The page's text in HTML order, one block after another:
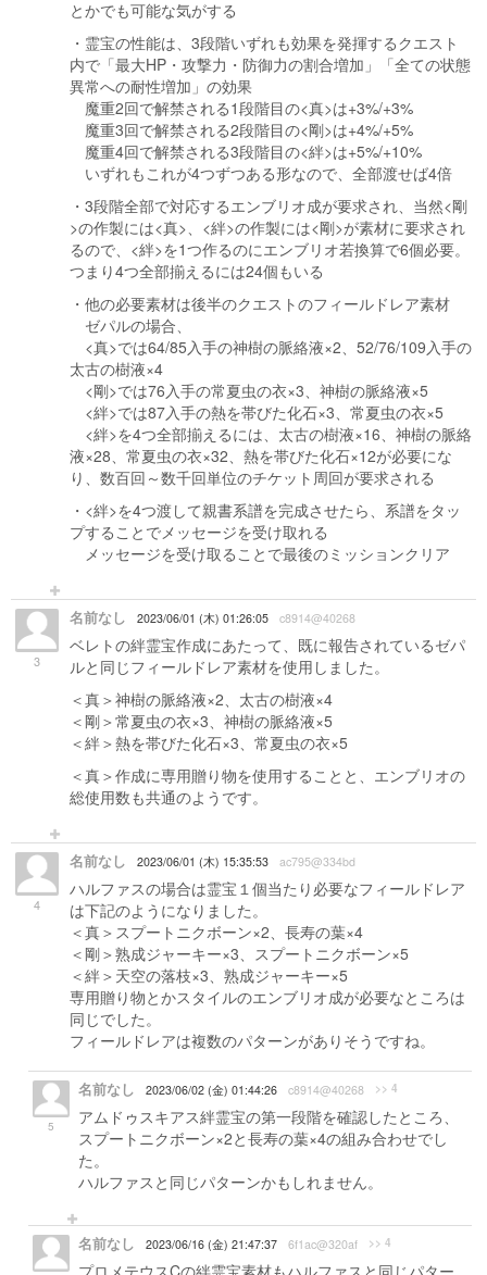
とかでも可能な気がする
・霊宝の性能は、3段階いずれも効果を発揮するクエスト
内で「最大HP・攻撃力・防御力の割合増加」「全ての状態
異常への耐性増加」の効果
魔重2回で解禁される1段階目の<真>は+3%/+3%
魔重3回で解禁される2段階目の<剛>は+4%/+5%
魔重4回で解禁される3段階目の<絆>は+5%/+10%
いずれもこれが4つずつある形なので、全部渡せば4倍
・3段階全部で対応するエンブリオ成が要求され、当然<剛
>の作製には<真>、<絆>の作製には<剛>が素材に要求され
るので、<絆>を1つ作るのにエンブリオ若換算で6個必要。
つまり4つ全部揃えるには24個もいる
・他の必要素材は後半のクエストのフィールドレア素材
ゼパルの場合、
<真>では64/85入手の神樹の脈絡液×2、52/76/109入手の
太古の樹液×4
<剛>では76入手の常夏虫の衣×3、神樹の脈絡液×5
<絆>では87入手の熱を帯びた化石×3、常夏虫の衣×5
<絆>を4つ全部揃えるには、太古の樹液×16、神樹の脈絡
液×28、常夏虫の衣×32、熱を帯びた化石×12が必要にな
り、数百回～数千回単位のチケット周回が要求される
・<絆>を4つ渡して親書系譜を完成させたら、系譜をタッ
プすることでメッセージを受け取れる
メッセージを受け取ることで最後のミッションクリア
3
名前なし 2023/06/01 (木) 01:26:05 c8914@40268
ベレトの絆霊宝作成にあたって、既に報告されているゼパ
ルと同じフィールドレア素材を使用しました。
＜真＞神樹の脈絡液×2、太古の樹液×4
＜剛＞常夏虫の衣×3、神樹の脈絡液×5
＜絆＞熱を帯びた化石×3、常夏虫の衣×5
＜真＞作成に専用贈り物を使用することと、エンブリオの
総使用数も共通のようです。
4
名前なし 2023/06/01 (木) 15:35:53 ac795@334bd
ハルファスの場合は霊宝１個当たり必要なフィールドレア
は下記のようになりました。
＜真＞スプートニクボーン×2、長寿の葉×4
＜剛＞熟成ジャーキー×3、スプートニクボーン×5
＜絆＞天空の落枝×3、熟成ジャーキー×5
専用贈り物とかスタイルのエンブリオ成が必要なところは
同じでした。
フィールドレアは複数のパターンがありそうですね。
5
名前なし 2023/06/02 (金) 01:44:26 c8914@40268 >> 4
アムドゥスキアス絆霊宝の第一段階を確認したところ、
スプートニクボーン×2と長寿の葉×4の組み合わせでし
た。
ハルファスと同じパターンかもしれません。
名前なし 2023/06/16 (金) 21:47:37 6f1ac@320af >> 4
プロメテウスCの絆霊宝素材もハルファスと同じパター